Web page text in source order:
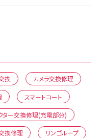
換 カメラ交換修理
スマートコート
ター交換修理(充電部分)
換修理 リンゴループ